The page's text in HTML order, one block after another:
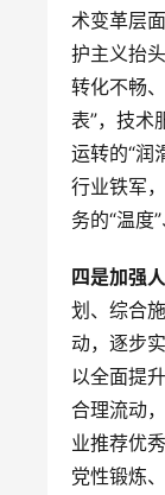
术变革层
护主义抬
转化不畅
表”，技术
运转的“润
行业铁军
务的“温度
四是加强
划、综合
动，逐步
以全面提
合理流动
业推荐优
党性锻炼